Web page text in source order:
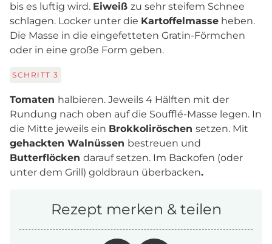
bis es luftig wird. Eiweiß zu sehr steifem Schnee
schlagen. Locker unter die Kartoffelmasse heben.
Die Masse in die eingefetteten Gratin-Förmchen
oder in eine große Form geben.
SCHRITT 3
Tomaten halbieren. Jeweils 4 Hälften mit der
Rundung nach oben auf die Soufflé-Masse legen. In
die Mitte jeweils ein Brokkoliröschen setzen. Mit
gehackten Walnüssen bestreuen und
Butterflöcken darauf setzen. Im Backofen (oder
unter dem Grill) goldbraun überbacken.
Rezept merken & teilen